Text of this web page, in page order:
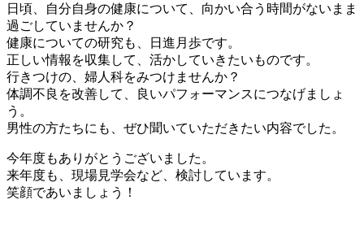
日頃、自分自身の健康について、向かい合う時間がないまま
過ごしていませんか？
健康についての研究も、日進月歩です。
正しい情報を収集して、活かしていきたいものです。
行きつけの、婦人科をみつけませんか？
体調不良を改善して、良いパフォーマンスにつなげましょ
う。
男性の方たちにも、ぜひ聞いていただきたい内容でした。
今年度もありがとうございました。
来年度も、現場見学会など、検討しています。
笑顔であいましょう！